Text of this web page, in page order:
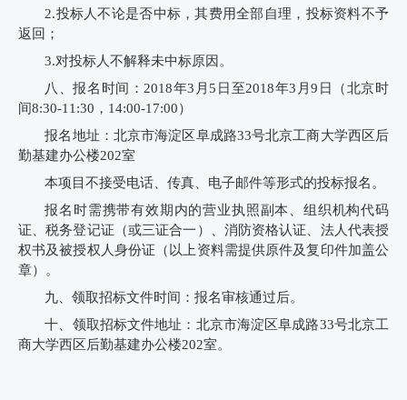
2.投标人不论是否中标，其费用全部自理，投标资料不予
返回；
3.对投标人不解释未中标原因。
八、报名时间： 2018年3 月 5 日至2018年3 月9 日（北京时
间8:30-11:30 ， 14:00-17:00）
报名地址：北京市海淀区阜成路33号北京工商大学西区后
勤基建办公楼202室
本项目不接受电话、传真、电子邮件等形式的投标报名。
报名时需携带有效期内的营业执照副本、组织机构代码
证、税务登记证（或三证合一）、消防资格认证、法人代表授
权书及被授权人身份证（以上资料需提供原件及复印件加盖公
章）。
九、领取招标文件时间：报名审核通过后。
十、领取招标文件地址：北京市海淀区阜成路33号北京工
商大学西区后勤基建办公楼202室。